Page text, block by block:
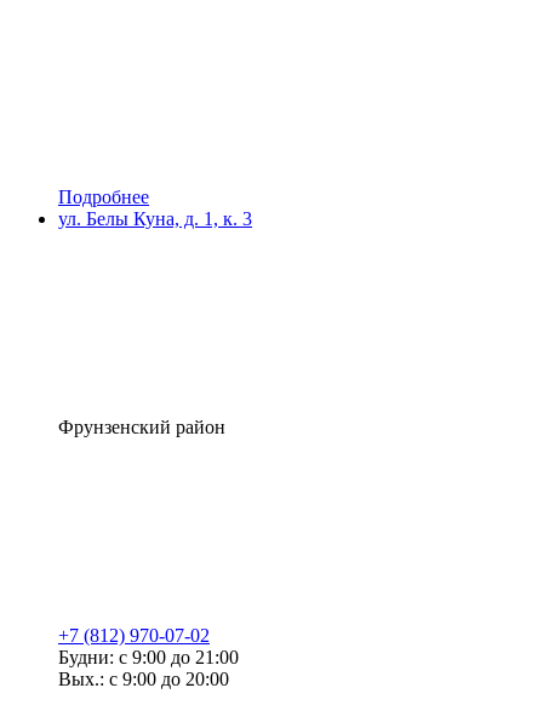
Подробнее
ул. Белы Куна, д. 1, к. 3
Фрунзенский район
+7 (812) 970-07-02
Будни: с 9:00 до 21:00
Вых.: с 9:00 до 20:00